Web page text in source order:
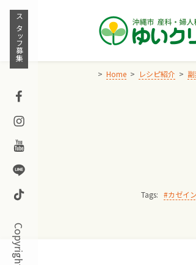
Skip
content
スタッフ募集
Facebook
Instagram
Youtube
Line
TikTok
Home レシピ紹介
Tags:
カゼイ